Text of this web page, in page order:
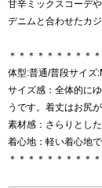
甘辛ミックスコーデや
デニムと合わせたカ
＊＊＊＊＊＊＊＊＊
体型:普通/普段サイズ
サイズ感：全体的に
うです。着丈はお尻
素材感：さらりとし
着心地：軽い着心地
＊＊＊＊＊＊＊＊＊